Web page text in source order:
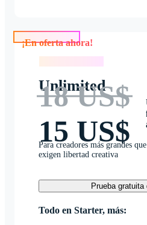
Unlimited
18 US$
15 US$
Para creadores más grandes
exigen libertad creativa
Prueba gratuita
Todo en Starter, más: